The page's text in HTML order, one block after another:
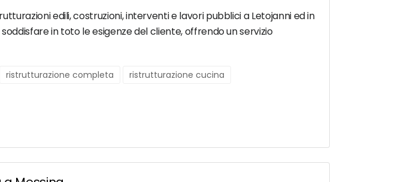
edili, costruzioni, interventi e lavori pubblici a Letojanni ed in
in toto le esigenze del cliente, offrendo un servizio
ristrutturazione completa
ristrutturazione cucina